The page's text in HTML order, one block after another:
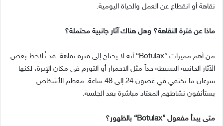
نقاهة أو انقطاع عن العمل والحياة اليومية.
ماذا عن فترة النقاهة؟ وهل هناك آثار جانبية محتملة؟
من أهم مميزات ”Botulax“ أنه لا يحتاج إلى فترة نقاهة. قد تُلاحظ بعض
الآثار الجانبية البسيطة جداً مثل الاحمرار أو التورم في مكان الإبرة، لكنها
سرعان ما تختفي في غضون
إلى ساعة. معظم الأشخاص
يستأنفون نشاطهم المعتاد مباشرة بعد الجلسة.
متى يبدأ مفعول ”Botulax“ بالظهور؟